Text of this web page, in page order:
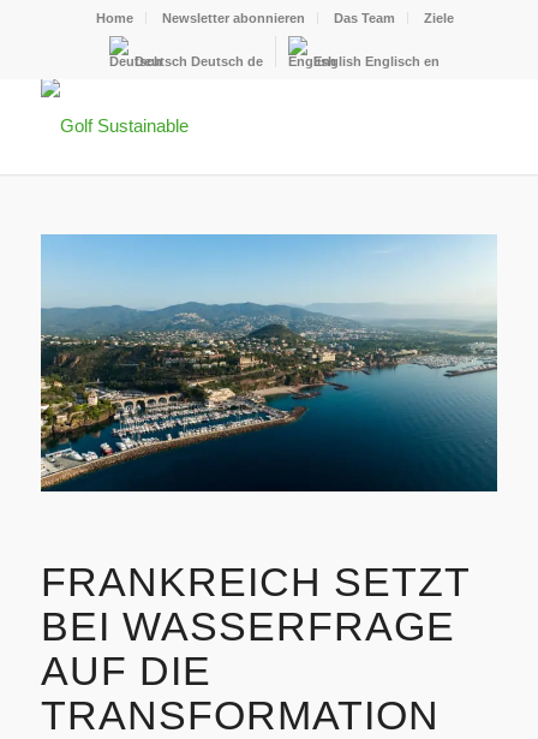
Home Newsletter abonnieren Das Team Ziele
Deutsch Deutsch de English Englisch en
FRANKREICH SETZT
BEI WASSERFRAGE
AUF DIE
TRANSFORMATION